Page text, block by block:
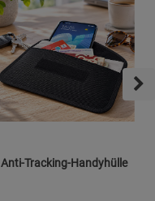
Anti-Tracking-Handyhülle